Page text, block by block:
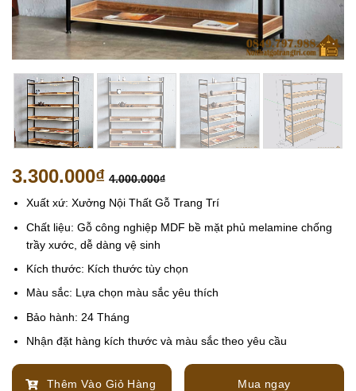
3.300.000₫ 4.000.000₫
Xuất xứ: Xưởng Nội Thất Gỗ Trang Trí
Chất liệu: Gỗ công nghiệp MDF bề mặt phủ melamine chống
trầy xước, dễ dàng vệ sinh
Kích thước: Kích thước tùy chọn
Màu sắc: Lựa chọn màu sắc yêu thích
Bảo hành: 24 Tháng
Nhận đặt hàng kích thước và màu sắc theo yêu cầu
Thêm Vào Giỏ Hàng Mua ngay